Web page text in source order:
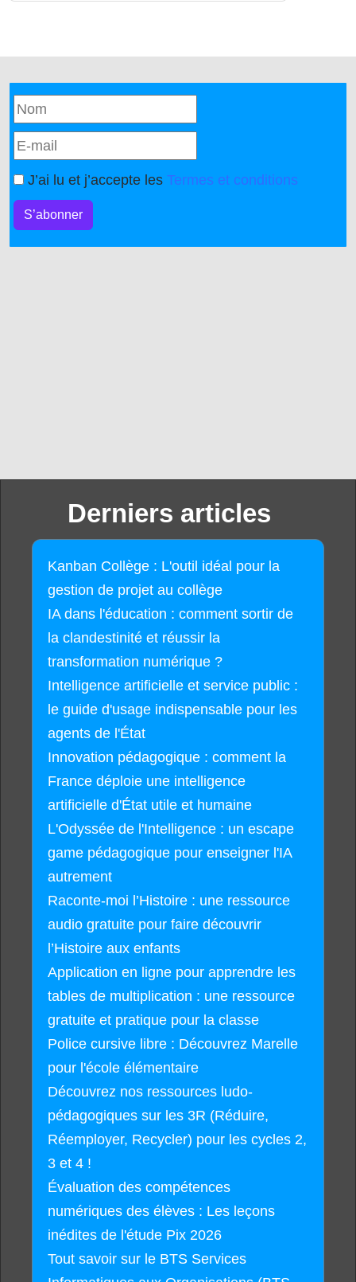
J’ai lu et j’accepte les Termes et conditions
S’abonner
Derniers articles
Kanban Collège : L'outil idéal pour la
gestion de projet au collège
IA dans l'éducation : comment sortir de
la clandestinité et réussir la
transformation numérique ?
Intelligence artificielle et service public :
le guide d'usage indispensable pour les
agents de l'État
Innovation pédagogique : comment la
France déploie une intelligence
artificielle d'État utile et humaine
L'Odyssée de l'Intelligence : un escape
game pédagogique pour enseigner l'IA
autrement
Raconte-moi l’Histoire : une ressource
audio gratuite pour faire découvrir
l’Histoire aux enfants
Application en ligne pour apprendre les
tables de multiplication : une ressource
gratuite et pratique pour la classe
Police cursive libre : Découvrez Marelle
pour l'école élémentaire
Découvrez nos ressources ludo-
pédagogiques sur les 3R (Réduire,
Réemployer, Recycler) pour les cycles 2,
3 et 4 !
Évaluation des compétences
numériques des élèves : Les leçons
inédites de l'étude Pix 2026
Tout savoir sur le BTS Services